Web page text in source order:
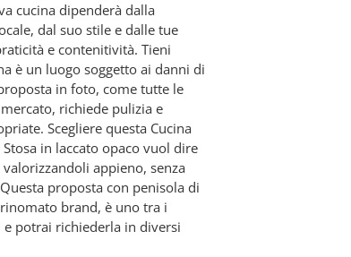
cucina dipenderà dalla
dal suo stile e dalle tue
e contenitività. Tieni
è un luogo soggetto ai danni di
in foto, come tutte le
richiede pulizia e
Scegliere questa Cucina
in laccato opaco vuol dire
appieno, senza
proposta con penisola di
brand, è uno tra i
potrai richiederla in diversi